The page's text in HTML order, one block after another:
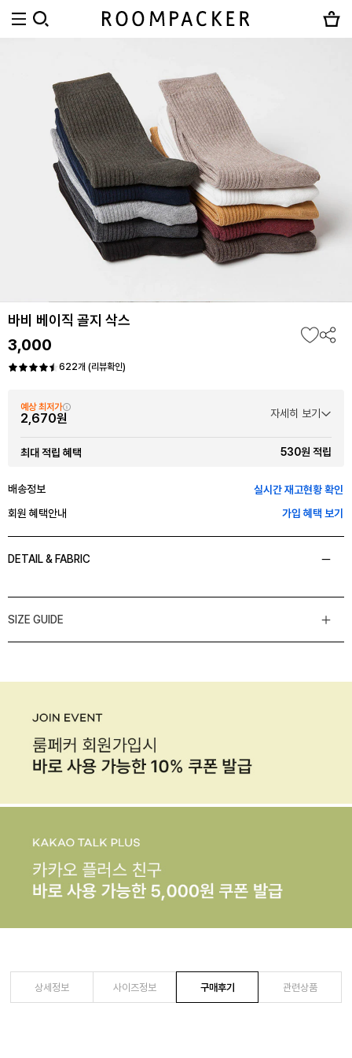
바비 베이직 골지 삭스
3,000
622개 (리뷰확인)
예상 최저가
2,670원 자세히 보기
최대 적립 혜택 530원 적립
배송정보
실시간 재고현황 확인
회원 혜택안내
가입 혜택 보기
DETAIL & FABRIC
SIZE GUIDE
상세정보 사이즈정보 구매후기 관련상품